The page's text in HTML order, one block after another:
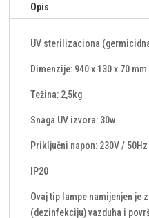
Opis
UV sterilizaciona
Dimenzije: 940 x 130 x 70 mm
Težina: 2,5kg
Snaga UV izvora: 30w
Priključni napon: 230V / 50Hz
IP20
Ovaj tip lampe namijenjen je
(dezinfekciju) vazduha i